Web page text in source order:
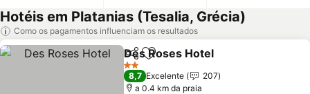
Hotéis em Platanias (Tesalia, Grécia)
Como os pagamentos influenciam os resultados
PartilharAdicionar aos favoritos
Des Roses Hotel
2 Estrelas
8,7 Excelente
207
a 0.4 km da praia